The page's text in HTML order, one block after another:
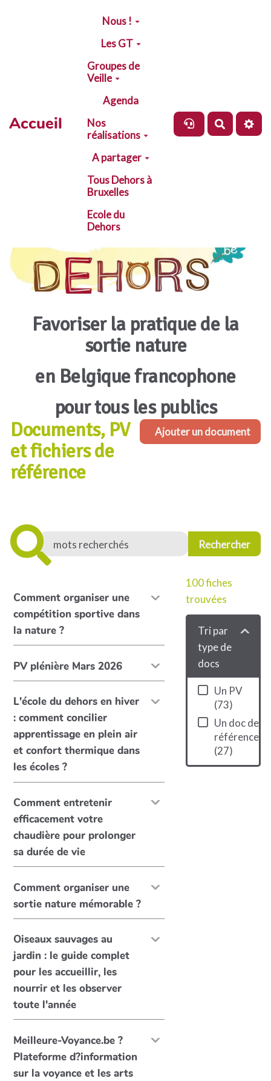
Aller au contenu principal
Accueil
Nous !
Les GT
Groupes de
Veille
Agenda
Nos
réalisations
A partager
Tous Dehors à
Bruxelles
Ecole du
Dehors
Favoriser la pratique de la
sortie nature
en Belgique francophone
pour tous les publics
Ajouter un document
Documents, PV
et fichiers de
référence
100fiches
trouvées
Tri par
type de
docs
Un PV
(73)
Un doc de
référence
(27)
Comment organiser une
compétition sportive dans
la nature ?
PV plénière Mars 2026
L'école du dehors en hiver
: comment concilier
apprentissage en plein air
et confort thermique dans
les écoles ?
Comment entretenir
efficacement votre
chaudière pour prolonger
sa durée de vie
Comment organiser une
sortie nature mémorable ?
Oiseaux sauvages au
jardin : le guide complet
pour les accueillir, les
nourrir et les observer
toute l'année
Meilleure-Voyance.be ?
Plateforme d?information
sur la voyance et les arts